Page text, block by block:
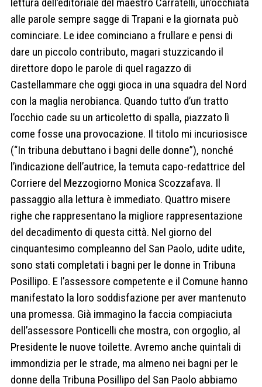
alle parole sempre sagge di Trapani e la giornata può
cominciare. Le idee cominciano a frullare e pensi di
dare un piccolo contributo, magari stuzzicando il
direttore dopo le parole di quel ragazzo di
Castellammare che oggi gioca in una squadra del Nord
con la maglia nerobianca. Quando tutto d’un tratto
l’occhio cade su un articoletto di spalla, piazzato lì
come fosse una provocazione. Il titolo mi incuriosisce
(“In tribuna debuttano i bagni delle donne”), nonché
l’indicazione dell’autrice, la temuta capo-redattrice del
Corriere del Mezzogiorno Monica Scozzafava. Il
passaggio alla lettura è immediato. Quattro misere
righe che rappresentano la migliore rappresentazione
del decadimento di questa città. Nel giorno del
cinquantesimo compleanno del San Paolo, udite udite,
sono stati completati i bagni per le donne in Tribuna
Posillipo. E l’assessore competente e il Comune hanno
manifestato la loro soddisfazione per aver mantenuto
una promessa. Già immagino la faccia compiaciuta
dell’assessore Ponticelli che mostra, con orgoglio, al
Presidente le nuove toilette. Avremo anche quintali di
immondizia per le strade, ma almeno nei bagni per le
donne della Tribuna Posillipo del San Paolo abbiamo